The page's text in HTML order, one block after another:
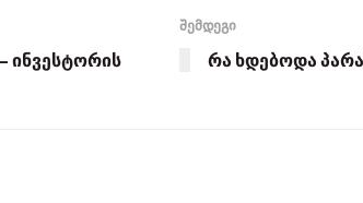
ინვესტორის
შემდეგი
რა ხდებოდა